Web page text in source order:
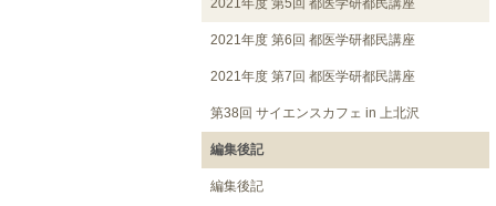
2021年度 第5回 都医学研都民講座
2021年度 第6回 都医学研都民講座
2021年度 第7回 都医学研都民講座
第38回 サイエンスカフェ in 上北沢
編集後記
編集後記